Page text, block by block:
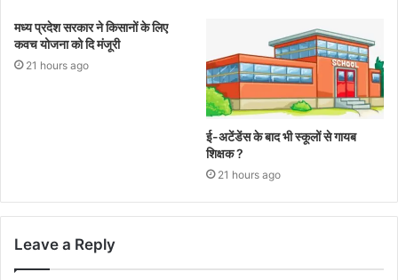
मध्य प्रदेश सरकार ने किसानों के लिए
कवच योजना को दि मंजूरी
21 hours ago
ई-अटेंडेंस के बाद भी स्कूलों से गायब
शिक्षक ?
21 hours ago
Leave a Reply